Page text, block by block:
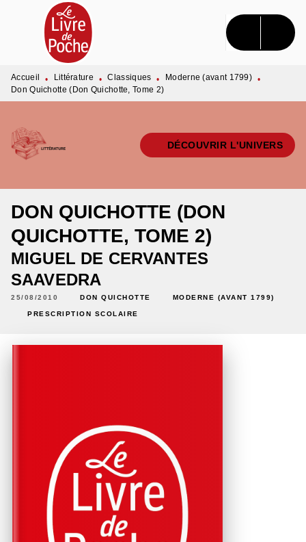
MENU RECHERCHE CONTENU
PIED DE PAGE
Accueil • Littérature • Classiques • Moderne (avant 1799) •
Don Quichotte (Don Quichotte, Tome 2)
DÉCOUVRIR L'UNIVERS
DON QUICHOTTE (DON
QUICHOTTE, TOME 2)
MIGUEL DE CERVANTES
SAAVEDRA
25/08/2010 DON QUICHOTTE MODERNE (AVANT 1799)
PRESCRIPTION SCOLAIRE